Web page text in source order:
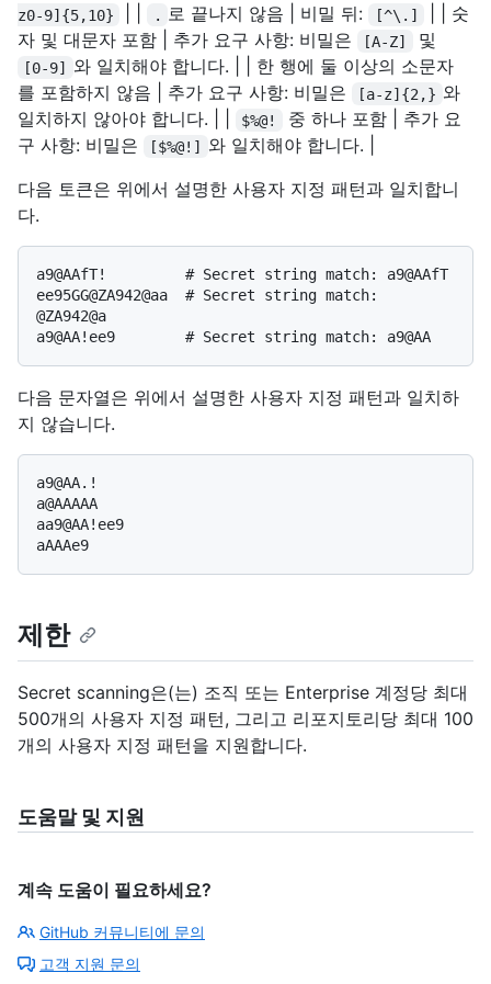
z0-9]{5,10}
. 로 끝나지 않음 | 비밀 뒤: [^\.]
| | 숫
자 및 대문자 포함 | 추가 요구 사항: 비밀은
[A-Z] 및
[0-9] 와 일치해야 합니다. | | 한 행에 둘 이상의 소문자
를 포함하지 않음 | 추가 요구 사항: 비밀은
[a-z]{2,} 와
일치하지 않아야 합니다. | |
$%@!
중 하나 포함 | 추가 요
구 사항: 비밀은
[$%@!] 와 일치해야 합니다. |
다음 토큰은 위에서 설명한 사용자 지정 패턴과 일치합니
다.
a9@AAfT!         # Secret string match: a9@AAfT
ee95GG@ZA942@aa  # Secret string match:
@ZA942@a
다음 문자열은 위에서 설명한 사용자 지정 패턴과 일치하
지 않습니다.
a9@AA.!
a@AAAAA
aa9@AA!ee9
제한
Secret scanning은(는) 조직 또는 Enterprise 계정당 최대
500개의 사용자 지정 패턴, 그리고 리포지토리당 최대 100
개의 사용자 지정 패턴을 지원합니다.
도움말 및 지원
계속 도움이 필요하세요?
GitHub 커뮤니티에 문의
고객 지원 문의